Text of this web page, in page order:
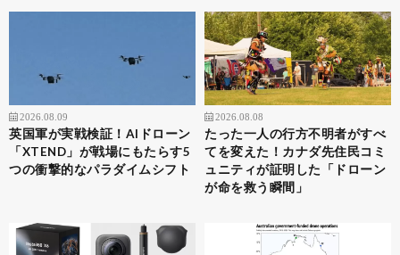
2026.08.09
英国軍が実戦検証！AIドローン
「XTEND」が戦場にもたらす5
つの衝撃的なパラダイムシフト
2026.08.08
たった一人の行方不明者がすべ
てを変えた！カナダ先住民コミ
ュニティが証明した「ドローン
が命を救う瞬間」